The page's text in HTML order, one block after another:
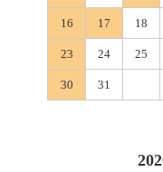
16 17 18
23 24 25
30 31